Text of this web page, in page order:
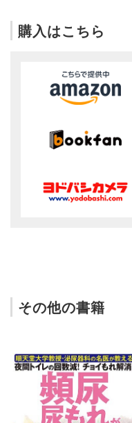
購入はこちら
その他の書籍